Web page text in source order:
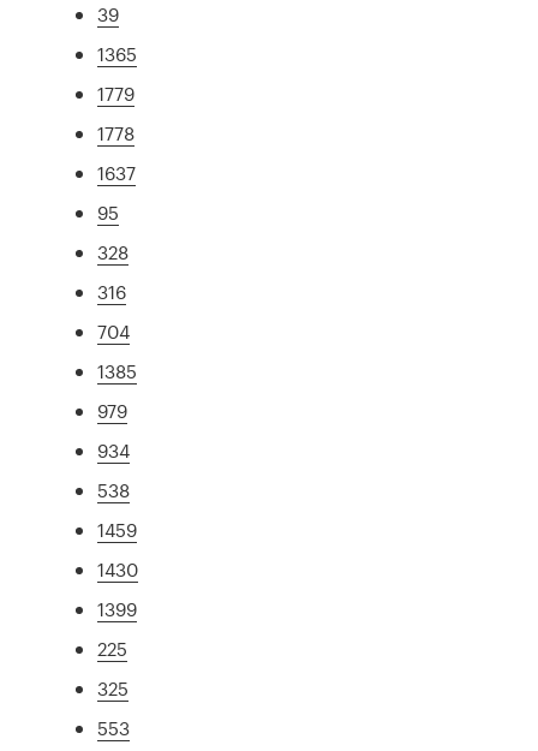
39
1365
1779
1778
1637
95
328
316
704
1385
979
934
538
1459
1430
1399
225
325
553